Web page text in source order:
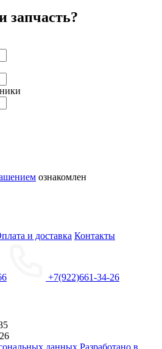
запчасть?
ознакомлен
и доставка Контакты
+7(922)661-34-26
данных Разработано в